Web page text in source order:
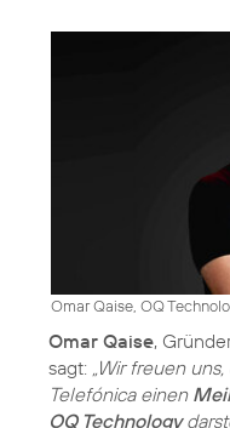
Omar Qaise, OQ
Omar Qaise,
sagt: „Wir freuen
Telefónica einen
OQ Technology